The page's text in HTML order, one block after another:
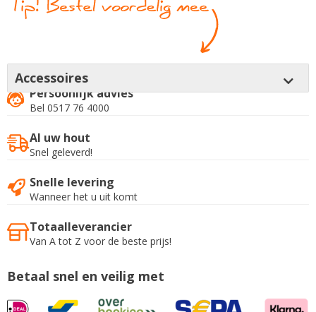
Accessoires
Persoonlijk advies
Bel 0517 76 4000
Al uw hout
Snel geleverd!
Snelle levering
Wanneer het u uit komt
Totaalleverancier
Van A tot Z voor de beste prijs!
Betaal snel en veilig met